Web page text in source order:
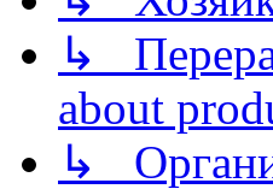
↳
about
↳